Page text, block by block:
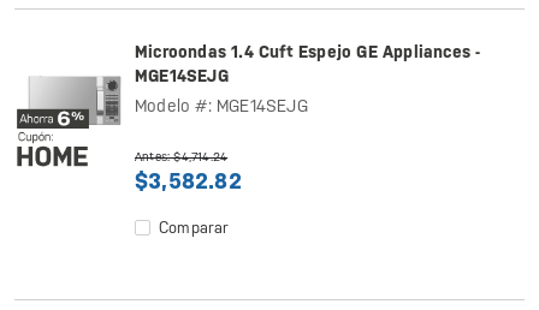
Microondas 1.4 Cuft Espejo GE Appliances -
MGE14SEJG
Modelo #: MGE14SEJG
Antes: $4,714.24
$3,582.82
Comparar